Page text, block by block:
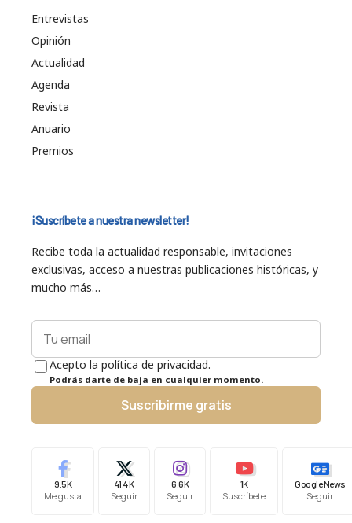
Entrevistas
Opinión
Actualidad
Agenda
Revista
Anuario
Premios
¡Suscríbete a nuestra newsletter!
Recibe toda la actualidad responsable, invitaciones
exclusivas, acceso a nuestras publicaciones históricas, y
mucho más…
Acepto la política de privacidad.
Podrás darte de baja en cualquier momento.
Suscribirme gratis
9.5K
Me gusta
41.4K
Seguir
6.6K
Seguir
1K
Suscríbete
Google News
Seguir